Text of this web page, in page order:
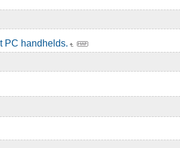
PC handhelds.